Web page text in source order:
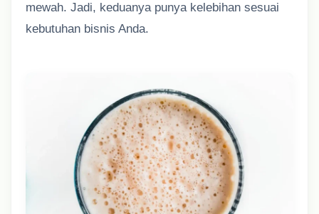
mewah. Jadi, keduanya punya kelebihan sesuai
kebutuhan bisnis Anda.